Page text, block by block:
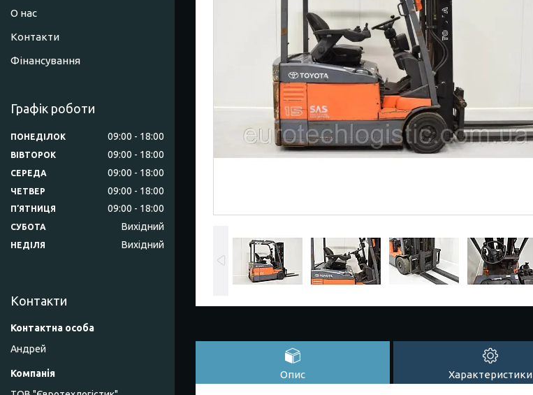
Опис Характеристики
О нас
Контакти
Фінансування
Графік роботи
ПОНЕДІЛОК 09:00 18:00
ВІВТОРОК 09:00 18:00
СЕРЕДА 09:00 18:00
ЧЕТВЕР 09:00 18:00
ПʼЯТНИЦЯ 09:00 18:00
СУБОТА Вихідний
НЕДІЛЯ Вихідний
Контакти
Андрей